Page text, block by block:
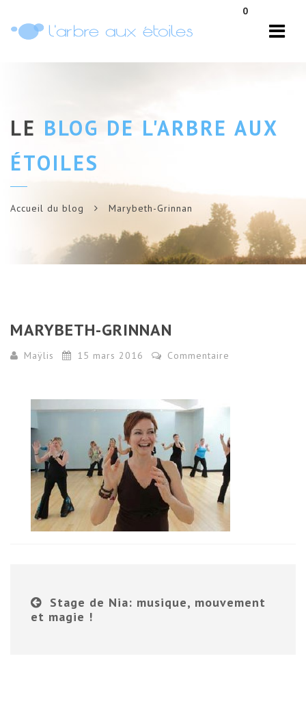
0
LE BLOG DE L'ARBRE AUX
ÉTOILES
Accueil du blog Marybeth-Grinnan
MARYBETH-GRINNAN
Maÿlis 15 mars 2016 Commentaire
Stage de Nia: musique, mouvement
et magie !